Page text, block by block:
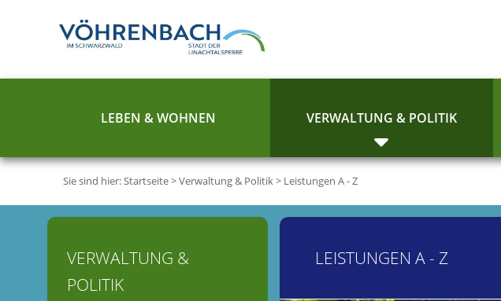
LEBEN & WOHNEN VERWALTUNG & POLITIK
Sie sind hier:Startseite>Verwaltung & Politik> Leistungen A - Z
LEISTUNGEN A - Z
VERWALTUNG &
POLITIK